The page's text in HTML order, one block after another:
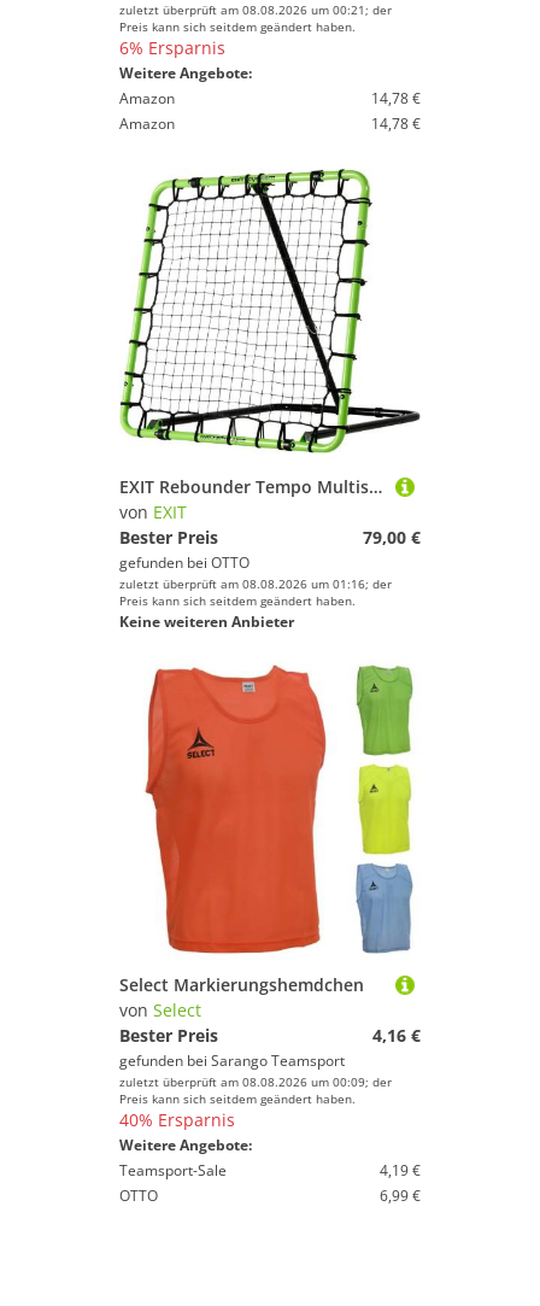
zuletzt überprüft am 08.08.2026 um 00:21; der
Preis kann sich seitdem geändert haben.
6% Ersparnis
Weitere Angebote:
Amazon
14,78 €
Amazon
14,78 €
EXIT Rebounder Tempo Multisport
von EXIT
Bester Preis
79,00 €
gefunden bei OTTO
zuletzt überprüft am 08.08.2026 um 01:16; der
Preis kann sich seitdem geändert haben.
Keine weiteren Anbieter
Select Markierungshemdchen
von Select
Bester Preis
4,16 €
gefunden bei Sarango Teamsport
zuletzt überprüft am 08.08.2026 um 00:09; der
Preis kann sich seitdem geändert haben.
40% Ersparnis
Weitere Angebote:
Teamsport-Sale
4,19 €
OTTO
6,99 €